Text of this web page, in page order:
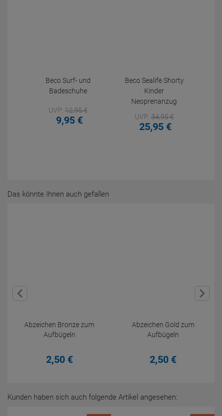
Beco Surf- und
Badeschuhe
UVP:12,95€
9,95 €
Beco Sealife Shorty
Kinder
Neoprenanzug
UVP:34,95€
25,95 €
Das könnte Ihnen auch gefallen
Abzeichen Bronze zum
Aufbügeln
2,50 €
Abzeichen Gold zum
Aufbügeln
2,50 €
Kunden haben sich auch folgende Artikel angesehen: